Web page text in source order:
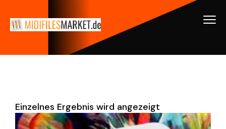
Einzelnes Ergebnis wird angezeigt